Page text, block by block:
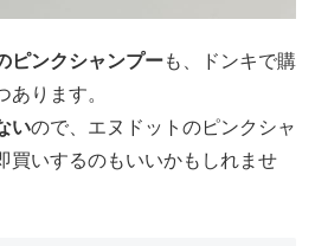
ピンクシャンプーも、ドンキで購
あります。
いので、エヌドットのピンクシャ
買いするのもいいかもしれませ